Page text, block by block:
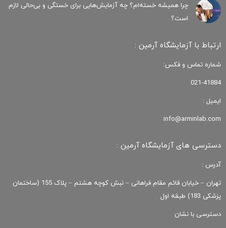
چرا همیشه خسته‌ام؟ چه آزمایش‌هایی برای خستگی و بی‌حالی لازم
است؟
ارتباط با آزمایشگاه آرمین :
شماره تماس و فکس:
021-41884
ایمیل :
info@arminlab.com
دسترسی های آزمایشگاه آرمین :
آدرس :
تهران – خیابان قائم مقام فراهانی – نبش کوچه هشتم – پلاک 155 (ساختمان
پزشکی 183) طبقه اول
دسترسی با نشان